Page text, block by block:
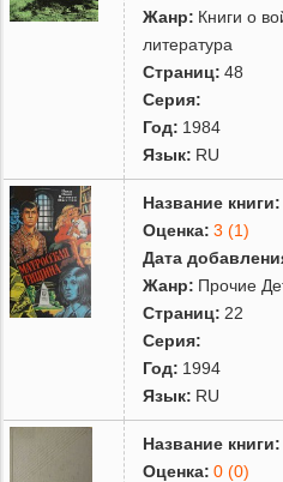
Жанр: Книги о
литература
Страниц: 48
Серия:
Год: 1984
Язык: RU
Название книги:
Оценка: 3 (1)
Дата
Жанр: Прочие
Страниц: 22
Серия:
Год: 1994
Язык: RU
Название книги:
Оценка: 0 (0)